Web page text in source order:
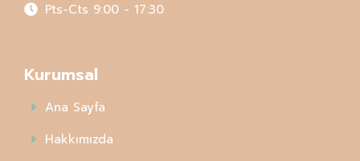
Pts-Cts 9:00 - 17:30
Kurumsal
Ana Sayfa
Hakkımızda